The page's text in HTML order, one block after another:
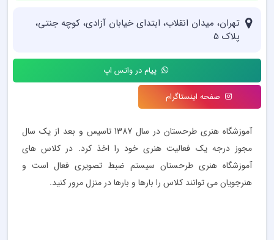
تهران، میدان انقلاب، ابتدای خیابان آزادی، کوچه جنتی،
پلاک 5
پیام در واتس اپ
صفحه اینستاگرام
آموزشگاه هنری طرحستان در سال 1387 تاسیس و بعد از یک سال
مجوز درجه یک فعالیت هنری خود را اخذ کرد. در کلاس های
آموزشگاه هنری طرحستان سیستم ضبط تصویری فعال است و
هنرجویان می توانند کلاس را بارها و بارها در منزل مرور کنید.